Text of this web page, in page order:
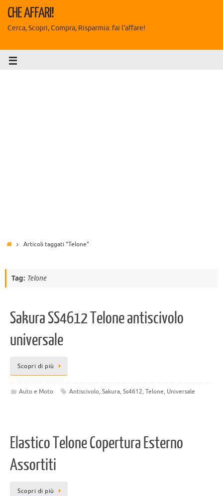
CHE AFFARI!
Cerca, Scopri, Compra, Risparmia: fai l'affare!
Articoli taggati "Telone"
Tag: Telone
Sakura SS4612 Telone antiscivolo
universale
Scopri di più
Auto e Moto Antiscivolo,Sakura,Ss4612,Telone, Universale
Elastico Telone Copertura Esterno
Assortiti
Scopri di più